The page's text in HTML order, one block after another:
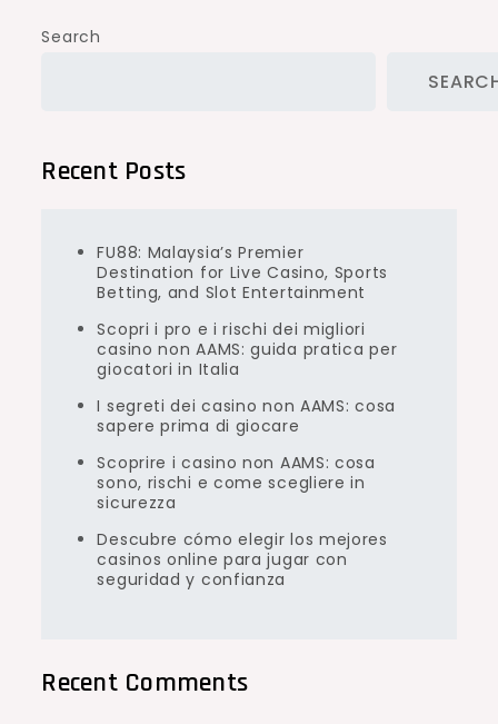
Search
Recent Posts
FU88: Malaysia’s Premier
Destination for Live Casino, Sports
Betting, and Slot Entertainment
Scopri i pro e i rischi dei migliori
casino non AAMS: guida pratica per
giocatori in Italia
I segreti dei casino non AAMS: cosa
sapere prima di giocare
Scoprire i casino non AAMS: cosa
sono, rischi e come scegliere in
sicurezza
Descubre cómo elegir los mejores
casinos online para jugar con
seguridad y confianza
Recent Comments